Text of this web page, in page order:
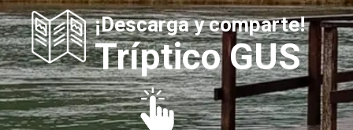
¡Descarga y comparte!
Tríptico GUS